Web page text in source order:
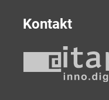
Kontakt